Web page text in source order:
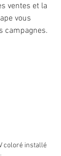
ventes et la
vous
campagnes.
coloré installé